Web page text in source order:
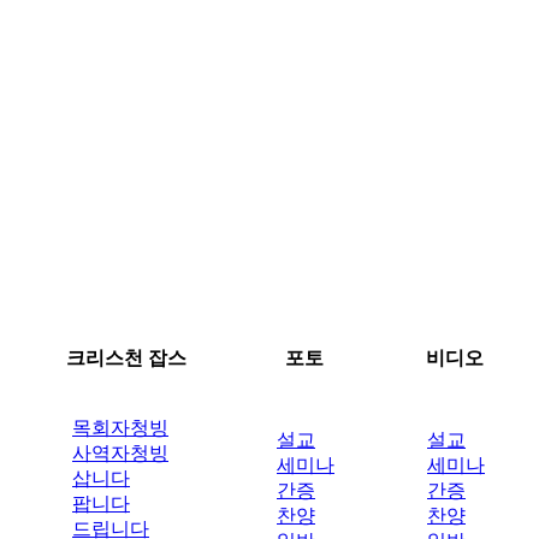
크리스천 잡스 포토 비디오
목회자청빙
사역자청빙
삽니다
팝니다
드립니다
설교
세미나
간증
찬양
설교
세미나
간증
찬양